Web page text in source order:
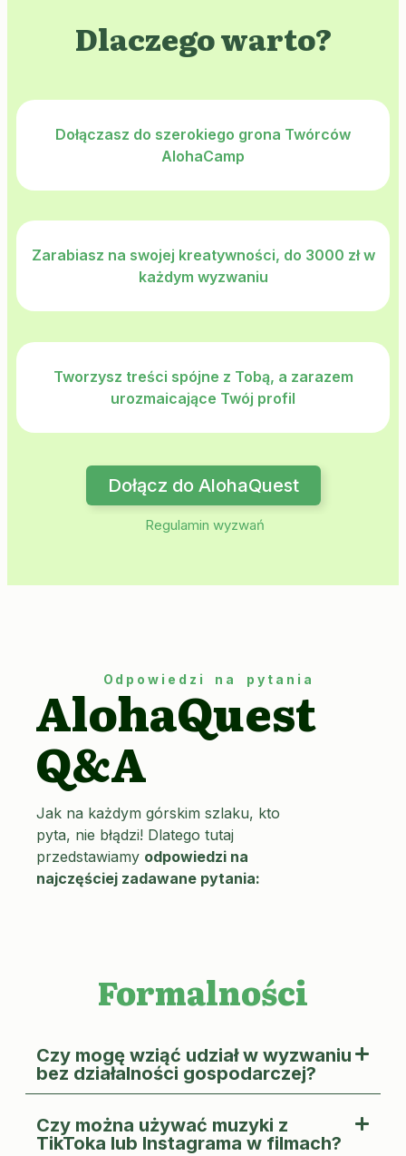
Dlaczego warto?
Dołączasz do szerokiego grona Twórców
AlohaCamp
Zarabiasz na swojej kreatywności, do 3000 zł w
każdym wyzwaniu
Tworzysz treści spójne z Tobą, a zarazem
urozmaicające Twój profil
Dołącz do AlohaQuest
Regulamin wyzwań
Odpowiedzi na pytania
AlohaQuest
Q&A
Jak na każdym górskim szlaku, kto
pyta, nie błądzi! Dlatego tutaj
przedstawiamy odpowiedzi na
najczęściej zadawane pytania:
Formalności
Czy mogę wziąć udział w wyzwaniu
bez działalności gospodarczej?
Czy można używać muzyki z
TikToka lub Instagrama w filmach?